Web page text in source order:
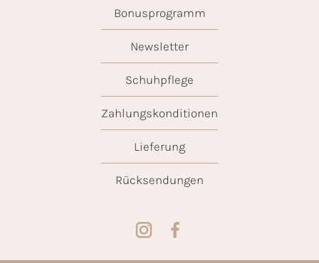
Bonusprogramm
Newsletter
Schuhpflege
Zahlungskonditionen
Lieferung
Rücksendungen